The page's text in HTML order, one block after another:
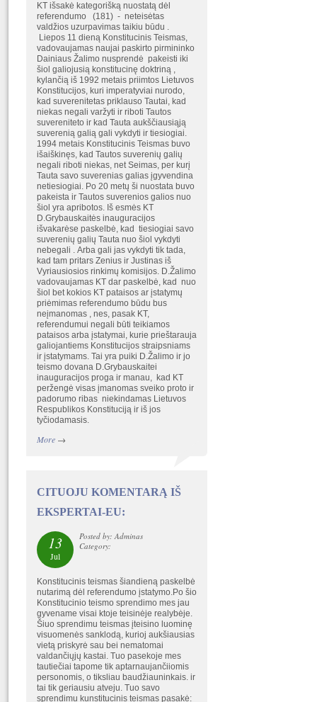
KT išsakė kategorišką nuostatą dėl
referendumo (181) - neteisėtas
valdžios uzurpavimas taikiu būdu .
Liepos 11 dieną Konstitucinis Teismas,
vadovaujamas naujai paskirto pirmininko
Dainiaus Žalimo nusprendė pakeisti iki
šiol galiojusią konstitucinę doktriną ,
kylančią iš 1992 metais priimtos Lietuvos
Konstitucijos, kuri imperatyviai nurodo,
kad suverenitetas priklauso Tautai, kad
niekas negali varžyti ir riboti Tautos
suvereniteto ir kad Tauta aukščiausiąją
suverenią galią gali vykdyti ir tiesiogiai.
1994 metais Konstitucinis Teismas buvo
išaiškinęs, kad Tautos suverenių galių
negali riboti niekas, net Seimas, per kurį
Tauta savo suverenias galias įgyvendina
netiesiogiai. Po 20 metų ši nuostata buvo
pakeista ir Tautos suverenios galios nuo
šiol yra apribotos. Iš esmės KT
D.Grybauskaitės inauguracijos
išvakarėse paskelbė, kad tiesiogiai savo
suverenių galių Tauta nuo šiol vykdyti
nebegali . Arba gali jas vykdyti tik tada,
kad tam pritars Zenius ir Justinas iš
Vyriausiosios rinkimų komisijos. D.Žalimo
vadovaujamas KT dar paskelbė, kad nuo
šiol bet kokios KT pataisos ar įstatymų
priėmimas referendumo būdu bus
neįmanomas , nes, pasak KT,
referendumui negali būti teikiamos
pataisos arba įstatymai, kurie prieštarauja
galiojantiems Konstitucijos straipsniams
ir įstatymams. Tai yra puiki D.Žalimo ir jo
teismo dovana D.Grybauskaitei
inauguracijos proga ir manau, kad KT
peržengė visas įmanomas sveiko proto ir
padorumo ribas niekindamas Lietuvos
Respublikos Konstituciją ir iš jos
tyčiodamasis.
More→
CITUOJU KOMENTARĄ IŠ
EKSPERTAI-EU:
13
Jul
Posted by: Adminas
Category:
Konstitucinis teismas šiandieną paskelbė
nutarimą dėl referendumo įstatymo.Po šio
Konstitucinio teismo sprendimo mes jau
gyvename visai ktoje teisinėje realybėje.
Šiuo sprendimu teismas įteisino luominę
visuomenės sanklodą, kurioj aukšiausias
vietą priskyrė sau bei nematomai
valdančiųjų kastai. Tuo pasekoje mes
tautiečiai tapome tik aptarnaujančiiomis
personomis, o tiksliau baudžiauninkais. ir
tai tik geriausiu atveju. Tuo savo
sprendimu kunstitucinis teismas pasakė: